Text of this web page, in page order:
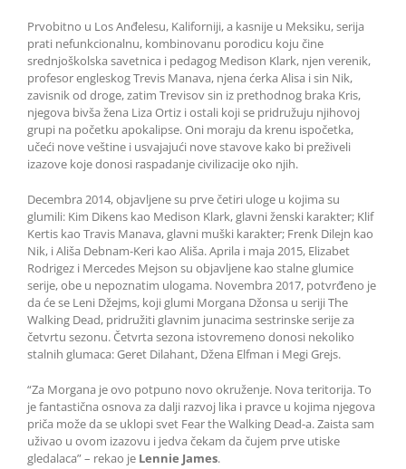
Prvobitno u Los Anđelesu, Kaliforniji, a kasnije u Meksiku, serija
prati nefunkcionalnu, kombinovanu porodicu koju čine
srednjoškolska savetnica i pedagog Medison Klark, njen verenik,
profesor engleskog Trevis Manava, njena ćerka Alisa i sin Nik,
zavisnik od droge, zatim Trevisov sin iz prethodnog braka Kris,
njegova bivša žena Liza Ortiz i ostali koji se pridružuju njihovoj
grupi na početku apokalipse. Oni moraju da krenu ispočetka,
učeći nove veštine i usvajajući nove stavove kako bi preživeli
izazove koje donosi raspadanje civilizacije oko njih.
Decembra 2014, objavljene su prve četiri uloge u kojima su
glumili: Kim Dikens kao Medison Klark, glavni ženski karakter; Klif
Kertis kao Travis Manava, glavni muški karakter; Frenk Dilejn kao
Nik, i Ališa Debnam-Keri kao Ališa. Aprila i maja 2015, Elizabet
Rodrigez i Mercedes Mejson su objavljene kao stalne glumice
serije, obe u nepoznatim ulogama. Novembra 2017, potvrđeno je
da će se Leni Džejms, koji glumi Morgana Džonsa u seriji The
Walking Dead, pridružiti glavnim junacima sestrinske serije za
četvrtu sezonu. Četvrta sezona istovremeno donosi nekoliko
stalnih glumaca: Geret Dilahant, Džena Elfman i Megi Grejs.
“Za Morgana je ovo potpuno novo okruženje. Nova teritorija. To
je fantastična osnova za dalji razvoj lika i pravce u kojima njegova
priča može da se uklopi svet Fear the Walking Dead-a. Zaista sam
uživao u ovom izazovu i jedva čekam da čujem prve utiske
gledalaca” – rekao je Lennie James.